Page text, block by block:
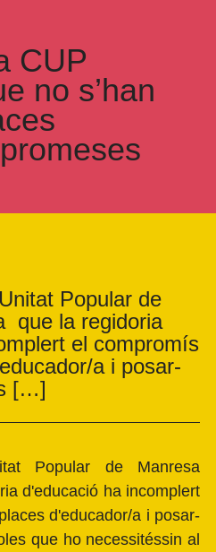
CUP
no s’han
Popular de
que la regidoria
el compromís
a i posar-
[…]
Popular de Manresa
d'educació ha incomplert
d'educador/a i posar-
que ho necessitéssin al